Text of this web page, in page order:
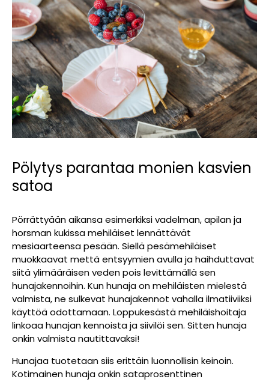
Pölytys parantaa monien kasvien
satoa
Pörrättyään aikansa esimerkiksi vadelman, apilan ja
horsman kukissa mehiläiset lennättävät
mesiaarteensa pesään. Siellä pesämehiläiset
muokkaavat mettä entsyymien avulla ja haihduttavat
siitä ylimääräisen veden pois levittämällä sen
hunajakennoihin. Kun hunaja on mehiläisten mielestä
valmista, ne sulkevat hunajakennot vahalla ilmatiiviiksi
käyttöä odottamaan. Loppukesästä mehiläishoitaja
linkoaa hunajan kennoista ja siivilöi sen. Sitten hunaja
onkin valmista nautittavaksi!
Hunajaa tuotetaan siis erittäin luonnollisin keinoin.
Kotimainen hunaja onkin sataprosenttinen